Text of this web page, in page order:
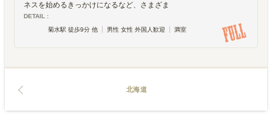
ネスを始めるきっかけになるなど、さまざま
DETAIL :
菊水駅 徒歩9分 他
男性 女性 外国人歓迎 満室
北海道